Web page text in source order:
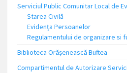
Serviciul Public Comunitar Local de
Starea Civilă
Evidența Persoanelor
Regulamentului de organizare si
Biblioteca Orășenească Buftea
Compartimentul de Autorizare